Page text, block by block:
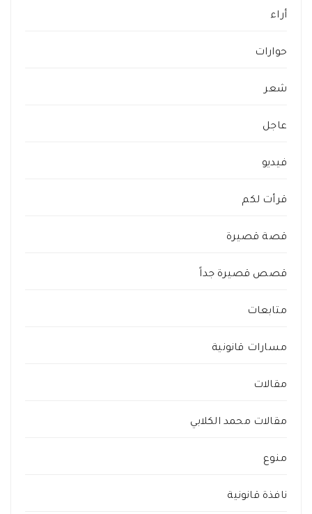
أراء
حوارات
شعر
عاجل
فيديو
قرأت لكم
قصة قصيرة
قصص قصيرة جداً
متابعات
مسارات قانونية
مقالات
مقالات محمد الكلابي
منوع
نافذة قانونية